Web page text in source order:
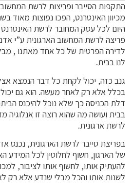
התקפות הסייבר ופריצות לרשת המחשוב
מכיוון האינטרנט, הפכו נפוצות מאוד
היום לכל עסק המחובר לרשת
פריצה לרשת המחשוב הארגונית ע”י
לדירה הפרטית של כל אחד מאתנו ,
לנו בבית.
גנב כזה, יכול לקחת כל דבר הנמצא
בכלל אלא רק לאחר מעשה. הוא גם
דלת הכניסה כך שלא נוכל להיכנס
בבית ועושה מה שהוא רוצה זו אנלוגיה
לרשת ארגונית.
בפריצת סייבר לרשת הארגונית, נכנס
של הארגון, חשוף לחלוטין לכל המידע
להעתיק אותו, לחשוף אותו לציבור,
לשנות אותו והכל מבלי שנדע אלא רק